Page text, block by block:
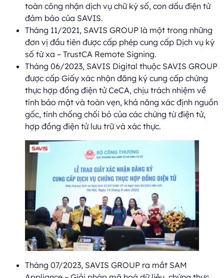
toàn công nhận dịch vụ chữ ký số, con dấu điện tử
đảm bảo của SAVIS.
Tháng 11/2021, SAVIS GROUP là một trong những
đơn vị đầu tiên được cấp phép cung cấp Dịch vụ ký
số từ xa – TrustCA Remote Signing.
Tháng 06/2023, SAVIS Digital thuộc SAVIS GROUP
được cấp Giấy xác nhận đăng ký cung cấp chứng
thực hợp đồng điện tử CeCA, chịu trách nhiệm về
tính bảo mật và toàn vẹn, khả năng xác định nguồn
gốc, tính chống chối bỏ của các chứng từ điện tử,
hợp đồng điện tử lưu trữ và xác thực.
Tháng 07/2023, SAVIS GROUP ra mắt SAM